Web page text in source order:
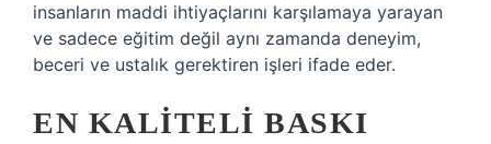
insanların maddi ihtiyaçlarını karşılamaya yarayan
ve sadece eğitim değil aynı zamanda deneyim,
beceri ve ustalık gerektiren işleri ifade eder.
EN KALITELI BASKI